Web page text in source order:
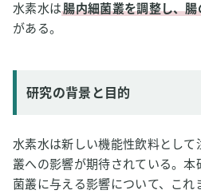
水素水は腸内細菌叢を調整し、
がある。
研究の背景と目的
水素水は新しい機能性飲料とし
叢への影響が期待されている。
菌叢に与える影響について、これ